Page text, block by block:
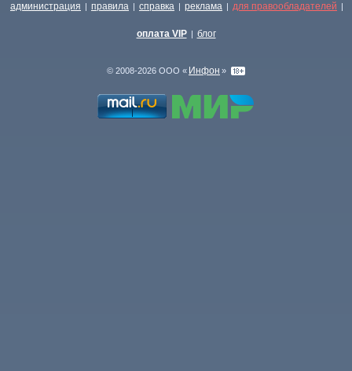
администрация | правила | справка | реклама | для правообладателей |
оплата VIP | блог
© 2008-2026 ООО « Инфон »